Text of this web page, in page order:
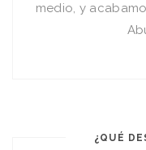
medio, y
¿QUÉ